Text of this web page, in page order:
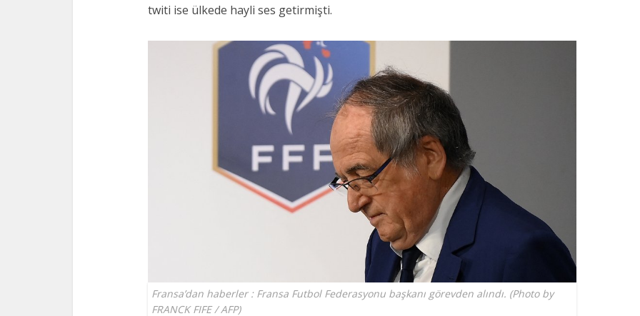
twiti ise ülkede hayli ses getirmişti.
Fransa’dan haberler : Fransa Futbol Federasyonu başkanı görevden alındı. (Photo by
FRANCK FIFE / AFP)